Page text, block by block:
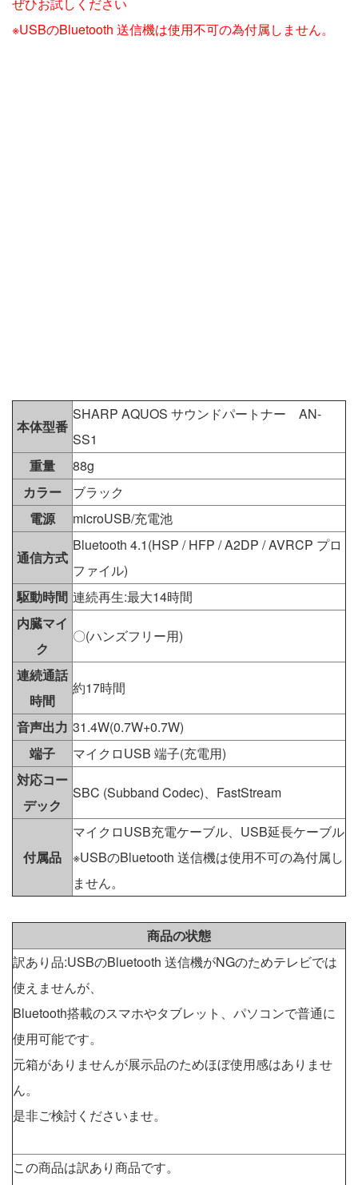
ぜひお試しください
※USBのBluetooth 送信機は使用不可の為付属しません。
本体型番
SHARP AQUOS サウンドパートナー AN-
SS1
重量
88g
カラー
ブラック
電源
microUSB/充電池
通信方式
Bluetooth 4.1(HSP / HFP / A2DP / AVRCP プロ
ファイル)
駆動時間 連続再生:最大14時間
内臓マイ
ク
〇(ハンズフリー用)
連続通話
時間
約17時間
音声出力 31.4W(0.7W+0.7W)
端子
マイクロUSB 端子(充電用)
対応コー
デック
SBC (Subband Codec)、FastStream
付属品
マイクロUSB充電ケーブル、USB延長ケーブル
※USBのBluetooth 送信機は使用不可の為付属し
ません。
商品の状態
訳あり品:USBのBluetooth 送信機がNGのためテレビでは
使えませんが、
Bluetooth搭載のスマホやタブレット、パソコンで普通に
使用可能です。
元箱がありませんが展示品のためほぼ使用感はありませ
ん。
是非ご検討くださいませ。
この商品は訳あり商品です。